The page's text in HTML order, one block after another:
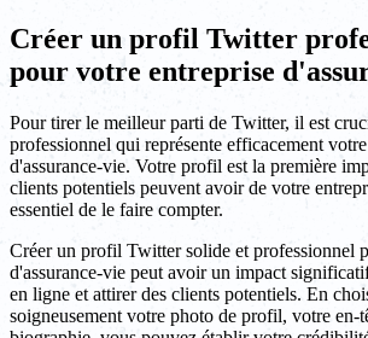
Créer un profil Twitter
pour votre entreprise
Pour tirer le meilleur parti de Twitter, il est
professionnel qui représente efficacement
d'assurance-vie. Votre profil est la première
clients potentiels peuvent avoir de votre
essentiel de le faire compter.
Créer un profil Twitter solide et professionnel
d'assurance-vie peut avoir un impact
en ligne et attirer des clients potentiels. En
soigneusement votre photo de profil, votre en-